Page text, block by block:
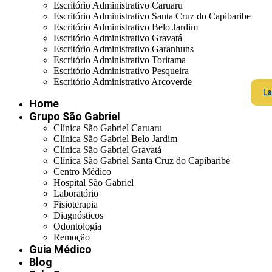
Escritório Administrativo Caruaru
Escritório Administrativo Santa Cruz do Capibaribe
Escritório Administrativo Belo Jardim
Escritório Administrativo Gravatá
Escritório Administrativo Garanhuns
Escritório Administrativo Toritama
Escritório Administrativo Pesqueira
Escritório Administrativo Arcoverde
Home
Grupo São Gabriel
Clínica São Gabriel Caruaru
Clínica São Gabriel Belo Jardim
Clínica São Gabriel Gravatá
Clínica São Gabriel Santa Cruz do Capibaribe
Centro Médico
Hospital São Gabriel
Laboratório
Fisioterapia
Diagnósticos
Odontologia
Remoção
Guia Médico
Blog